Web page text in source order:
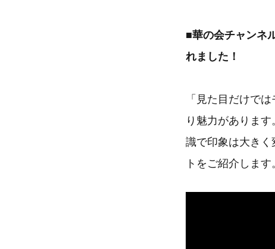
■華の会チャンネ
れました！
「見た目だけで
り魅力がありま
識で印象は大き
トをご紹介します